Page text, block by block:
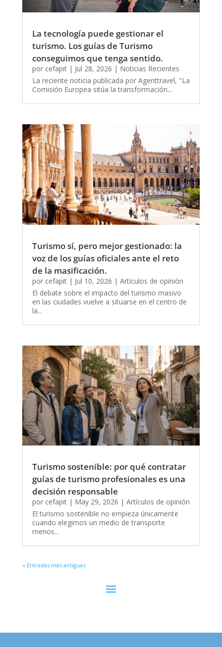
La tecnología puede gestionar el
turismo. Los guías de Turismo
conseguimos que tenga sentido.
por cefapit| Jul 28, 2026 | Noticias Recientes
La reciente noticia publicada por Agenttravel, "La
Comisión Europea sitúa la transformación...
Turismo sí, pero mejor gestionado: la
voz de los guías oficiales ante el reto
de la masificación.
por cefapit| Jul 10, 2026 | Artículos de opinión
El debate sobre el impacto del turismo masivo
en las ciudades vuelve a situarse en el centro de
la...
Turismo sostenible: por qué contratar
guías de turismo profesionales es una
decisión responsable
por cefapit| May 29, 2026 | Artículos de opinión
El turismo sostenible no empieza únicamente
cuando elegimos un medio de transporte
menos...
« Entradas más antiguas